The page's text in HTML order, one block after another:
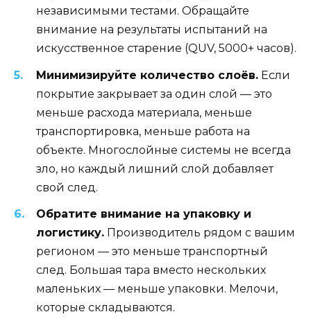
независимыми тестами. Обращайте
внимание на результаты испытаний на
искусственное старение (QUV, 5000+ часов).
Минимизируйте количество слоёв. Если
покрытие закрывает за один слой — это
меньше расхода материала, меньше
транспортировка, меньше работа на
объекте. Многослойные системы не всегда
зло, но каждый лишний слой добавляет
свой след.
Обратите внимание на упаковку и
логистику. Производитель рядом с вашим
регионом — это меньше транспортный
след. Большая тара вместо нескольких
маленьких — меньше упаковки. Мелочи,
которые складываются.